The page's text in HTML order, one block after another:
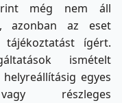
még nem áll
azonban az eset
ígért.
ismételt
egyes
részleges